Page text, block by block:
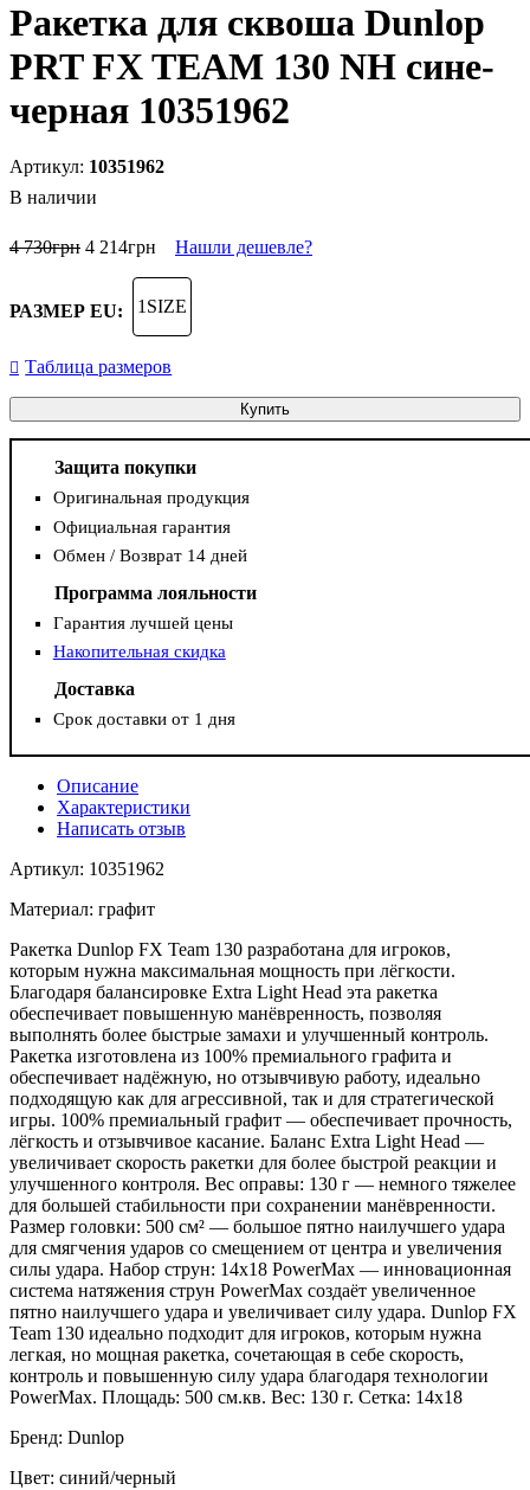
Ракетка для сквоша Dunlop
PRT FX TEAM 130 NH сине-
черная 10351962
10351962
В наличии
4 730грн 4 214грн Нашли дешевле?
РАЗМЕР EU: 1SIZE
Таблица размеров
Купить
Защита покупки
Оригинальная продукция
Официальная гарантия
Обмен / Возврат 14 дней
Программа лояльности
Гарантия лучшей цены
Накопительная скидка
Доставка
Срок доставки от 1 дня
Описание
Характеристики
Написать отзыв
Артикул: 10351962
Материал: графит
Ракетка Dunlop FX Team 130 разработана для игроков,
которым нужна максимальная мощность при лёгкости.
Благодаря балансировке Extra Light Head эта ракетка
обеспечивает повышенную манёвренность, позволяя
выполнять более быстрые замахи и улучшенный контроль.
Ракетка изготовлена ​​из 100% премиального графита и
обеспечивает надёжную, но отзывчивую работу, идеально
подходящую как для агрессивной, так и для стратегической
игры. 100% премиальный графит — обеспечивает прочность,
лёгкость и отзывчивое касание. Баланс Extra Light Head —
увеличивает скорость ракетки для более быстрой реакции и
улучшенного контроля. Вес оправы: 130 г — немного тяжелее
для большей стабильности при сохранении манёвренности.
Размер головки: 500 см² — большое пятно наилучшего удара
для смягчения ударов со смещением от центра и увеличения
силы удара. Набор струн: 14x18 PowerMax — инновационная
система натяжения струн PowerMax создаёт увеличенное
пятно наилучшего удара и увеличивает силу удара. Dunlop FX
Team 130 идеально подходит для игроков, которым нужна
легкая, но мощная ракетка, сочетающая в себе скорость,
контроль и повышенную силу удара благодаря технологии
PowerMax. Площадь: 500 см.кв. Вес: 130 г. Сетка: 14х18
Бренд: Dunlop
Цвет: синий/черный